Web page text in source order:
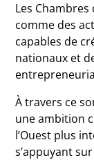
Les
comme des
capables de
nationaux et
À travers ce
une ambition
l’Ouest plus
s’appuyant